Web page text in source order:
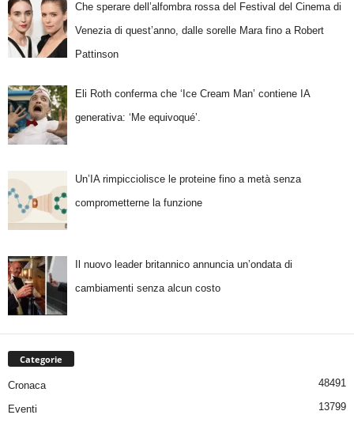
Che sperare dell’alfombra rossa del Festival del Cinema di
Venezia di quest’anno, dalle sorelle Mara fino a Robert
Pattinson
Eli Roth conferma che ‘Ice Cream Man’ contiene IA
generativa: ‘Me equivoqué’.
Un’IA rimpicciolisce le proteine fino a metà senza
comprometterne la funzione
Il nuovo leader britannico annuncia un’ondata di
cambiamenti senza alcun costo
Categorie
Cronaca 48491
Eventi
13799